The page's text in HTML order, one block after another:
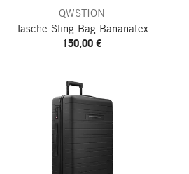
QWSTION
Tasche Sling Bag Bananatex
150,00 €